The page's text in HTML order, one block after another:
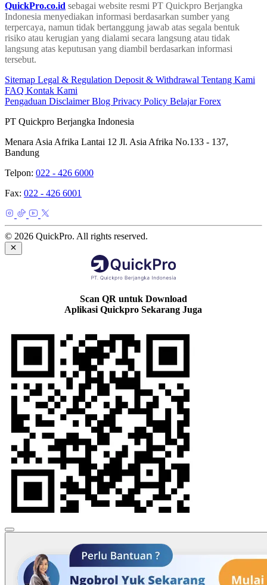
QuickPro.co.id sebagai website resmi PT Quickpro Berjangka
Indonesia menyediakan informasi berdasarkan sumber yang
terpercaya, namun tidak bertanggung jawab atas segala bentuk
risiko atau kerugian yang dialami secara langsung atau tidak
langsung atas keputusan yang diambil berdasarkan informasi
tersebut.
Sitemap Legal & Regulation Deposit & Withdrawal Tentang Kami
FAQ Kontak Kami
Pengaduan DisclaimerBlog Privacy Policy Belajar Forex
PT Quickpro Berjangka Indonesia
Menara Asia Afrika Lantai 12 Jl. Asia Afrika No.133 - 137,
Bandung
Telpon: 022 - 426 6000
Fax: 022 - 426 6001
© 2026 QuickPro. All rights reserved.
Scan QR untuk Download
Aplikasi Quickpro Sekarang Juga